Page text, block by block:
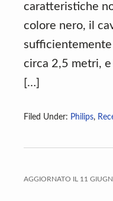
caratteristiche
colore nero, il
sufficientemente
circa 2,5 metri,
[…]
Filed Under: Philips,
AGGIORNATO IL 11